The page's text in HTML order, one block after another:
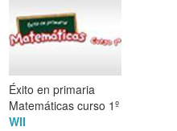
Éxito en primaria
Matemáticas curso 1º
WII